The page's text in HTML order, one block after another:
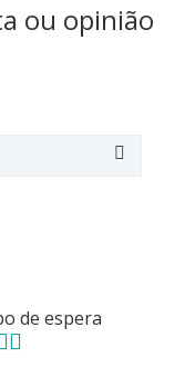
ou opinião
de espera